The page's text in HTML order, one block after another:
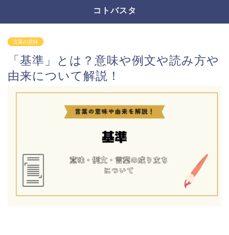
コトバスタ
言葉の意味
「基準」とは？意味や例文や読み方や
由来について解説！